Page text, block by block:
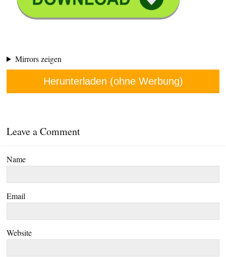
Mirrors zeigen
Herunterladen (ohne Werbung)
Leave a Comment
Name
Email
Website